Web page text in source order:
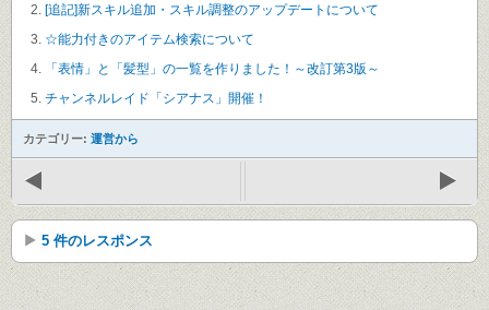
[追記]新スキル追加・スキル調整のアップデートについて
☆能力付きのアイテム検索について
「表情」と「髪型」の一覧を作りました！～改訂第3版～
チャンネルレイド「シアナス」開催！
カテゴリー: 運営から
5 件のレスポンス